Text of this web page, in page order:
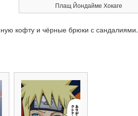
Плащ Йондайме Хокаге
кофту и чёрные брюки с сандалиями.